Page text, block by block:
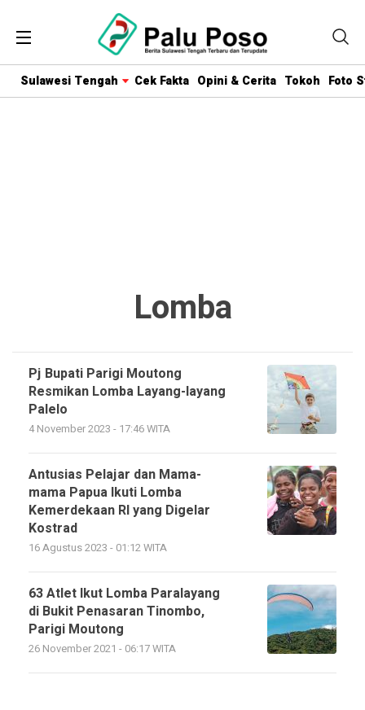
Sulawesi Tengah Cek Fakta Opini & Cerita Tokoh Foto
Lomba
Pj Bupati Parigi Moutong
Resmikan Lomba Layang-layang
Palelo
4 November 2023 - 17:46 WITA
Antusias Pelajar dan Mama-
mama Papua Ikuti Lomba
Kemerdekaan RI yang Digelar
Kostrad
16 Agustus 2023 - 01:12 WITA
63 Atlet Ikut Lomba Paralayang
di Bukit Penasaran Tinombo,
Parigi Moutong
26 November 2021 - 06:17 WITA